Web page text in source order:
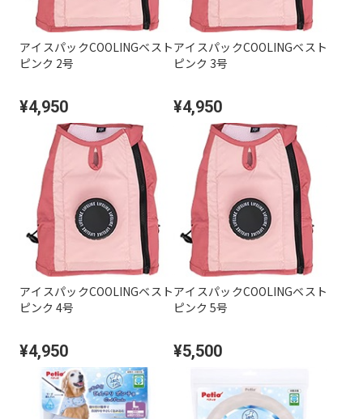
アイスパックCOOLINGベスト
ピンク 2号
¥4,950
アイスパックCOOLINGベスト
ピンク 3号
¥4,950
アイスパックCOOLINGベスト
ピンク 4号
¥4,950
アイスパックCOOLINGベスト
ピンク 5号
¥5,500